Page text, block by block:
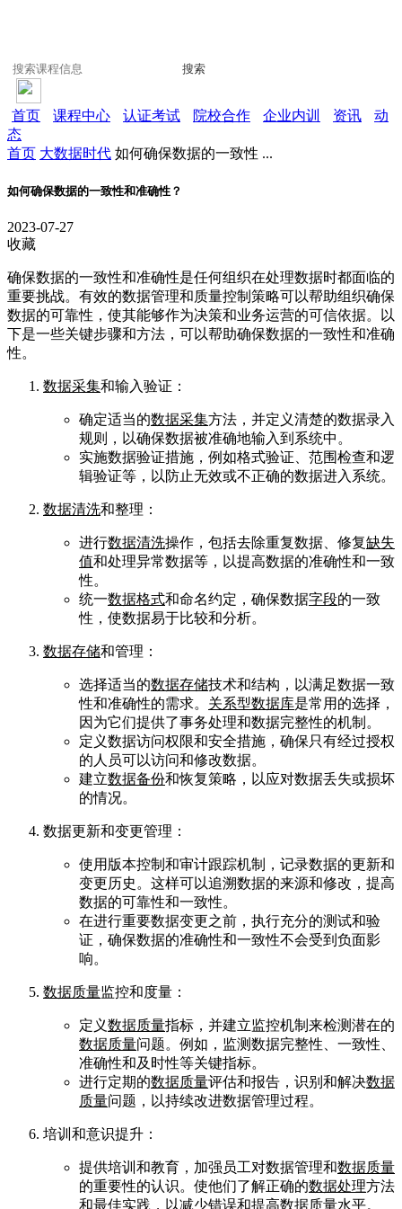
搜索
首页 课程中心 认证考试 院校合作 企业内训 资讯
动
态
首页 大数据时代 如何确保数据的一致性 ...
如何确保数据的一致性和准确性？
2023-07-27
收藏
确保数据的一致性和准确性是任何组织在处理数据时都面临的
重要挑战。有效的数据管理和质量控制策略可以帮助组织确保
数据的可靠性，使其能够作为决策和业务运营的可信依据。以
下是一些关键步骤和方法，可以帮助确保数据的一致性和准确
性。
数据采集和输入验证：
确定适当的数据采集方法，并定义清楚的数据录入
规则，以确保数据被准确地输入到系统中。
实施数据验证措施，例如格式验证、范围检查和逻
辑验证等，以防止无效或不正确的数据进入系统。
数据清洗和整理：
进行数据清洗操作，包括去除重复数据、修复缺失
值和处理异常数据等，以提高数据的准确性和一致
性。
统一数据格式和命名约定，确保数据字段的一致
性，使数据易于比较和分析。
数据存储和管理：
选择适当的数据存储技术和结构，以满足数据一致
性和准确性的需求。 关系型数据库是常用的选择，
因为它们提供了事务处理和数据完整性的机制。
定义数据访问权限和安全措施，确保只有经过授权
的人员可以访问和修改数据。
建立数据备份和恢复策略，以应对数据丢失或损坏
的情况。
数据更新和变更管理：
使用版本控制和审计跟踪机制，记录数据的更新和
变更历史。这样可以追溯数据的来源和修改，提高
数据的可靠性和一致性。
在进行重要数据变更之前，执行充分的测试和验
证，确保数据的准确性和一致性不会受到负面影
响。
数据质量监控和度量：
定义数据质量指标，并建立监控机制来检测潜在的
数据质量问题。例如，监测数据完整性、一致性、
准确性和及时性等关键指标。
进行定期的数据质量评估和报告，识别和解决数据
质量问题，以持续改进数据管理过程。
培训和意识提升：
提供培训和教育，加强员工对数据管理和数据质量
的重要性的认识。使他们了解正确的数据处理方法
和最佳实践，以减少错误和提高数据质量水平。